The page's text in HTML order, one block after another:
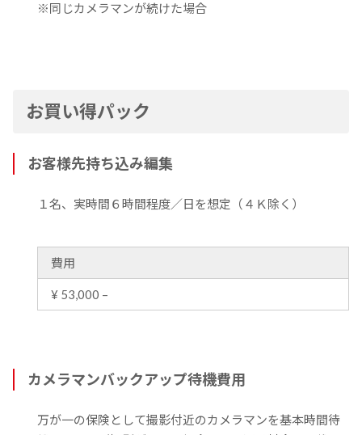
※同じカメラマンが続けた場合
お買い得パック
お客様先持ち込み編集
１名、実時間６時間程度／日を想定（４Ｋ除く）
費用
¥ 53,000 –
カメラマンバックアップ待機費用
万が一の保険として撮影付近のカメラマンを基本時間待